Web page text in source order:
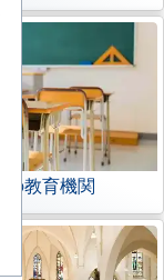
の教育機関